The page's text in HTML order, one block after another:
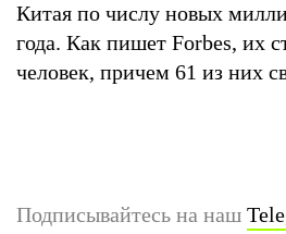
Китая по числу новых
года. Как пишет Forbes, их
человек, причем 61 из них
Подписывайтесь на наш